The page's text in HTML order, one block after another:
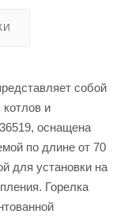
собой
и
оснащена
по длине от 70
для установки на
Горелка